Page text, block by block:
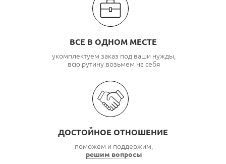
ВСЕ В ОДНОМ МЕСТЕ
укомплектуем заказ под ваши нужды,
всю рутину возьмем на себя
ДОСТОЙНОЕ ОТНОШЕНИЕ
поможем и поддержим,
решим вопросы